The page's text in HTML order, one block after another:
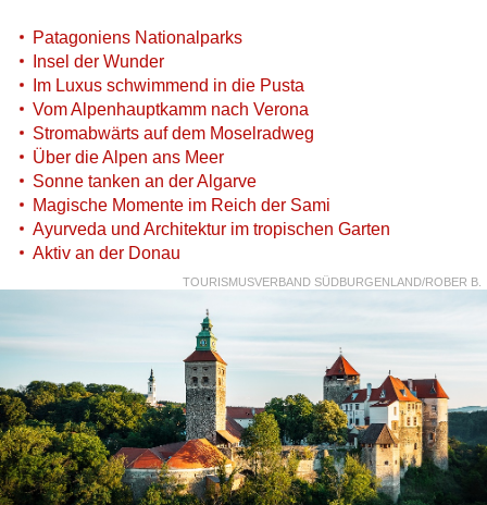
Patagoniens Nationalparks
Insel der Wunder
Im Luxus schwimmend in die Pusta
Vom Alpenhauptkamm nach Verona
Stromabwärts auf dem Moselradweg
Über die Alpen ans Meer
Sonne tanken an der Algarve
Magische Momente im Reich der Sami
Ayurveda und Architektur im tropischen Garten
Aktiv an der Donau
TOURISMUSVERBAND SÜDBURGENLAND/ROBER B.